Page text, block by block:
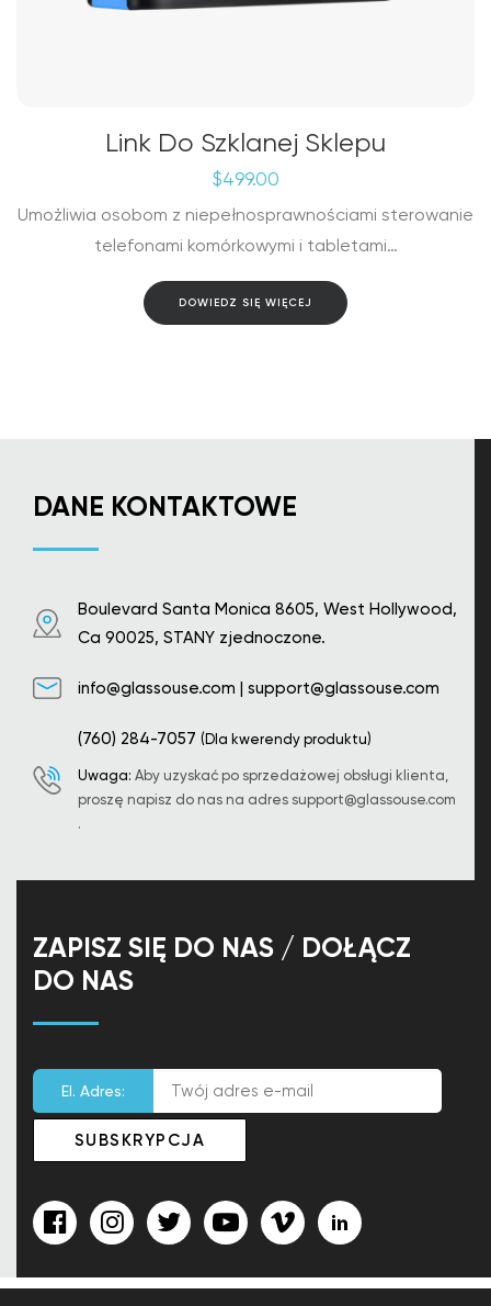
Link Do Szklanej Sklepu
$499.00
Umożliwia osobom z niepełnosprawnościami sterowanie
telefonami komórkowymi i tabletami…
DOWIEDZ SIĘ WIĘCEJ
DANE KONTAKTOWE
Boulevard Santa Monica 8605, West Hollywood,
Ca 90025, STANY zjednoczone.
info@glassouse.com | support@glassouse.com
(760) 284-7057 (Dla kwerendy produktu)
Uwaga: Aby uzyskać po sprzedażowej obsługi klienta,
proszę napisz do nas na adres support@glassouse.com
.
ZAPISZ SIĘ DO NAS / DOŁĄCZ
DO NAS
El. Adres: